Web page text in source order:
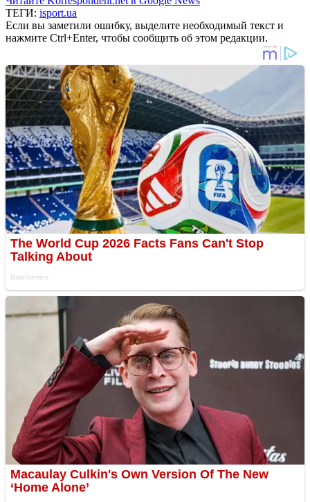
ТЕГИ: isport.ua
Если вы заметили ошибку, выделите необходимый текст и
нажмите Ctrl+Enter, чтобы сообщить об этом редакции.